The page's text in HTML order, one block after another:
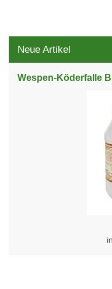
Neue Artikel
Wespen-Köderfalle